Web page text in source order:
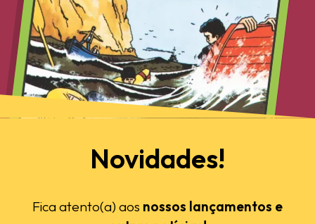
Novidades!
Fica atento(a) aos nossos lançamentos e